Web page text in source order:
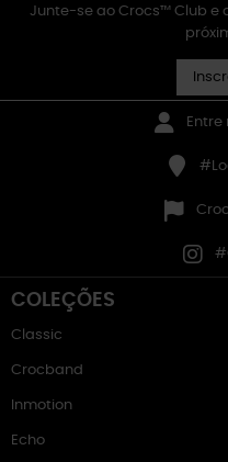
Junte-se ao Crocs™ Club e
COLEÇÕES
Classic
Crocband
Inmotion
Echo